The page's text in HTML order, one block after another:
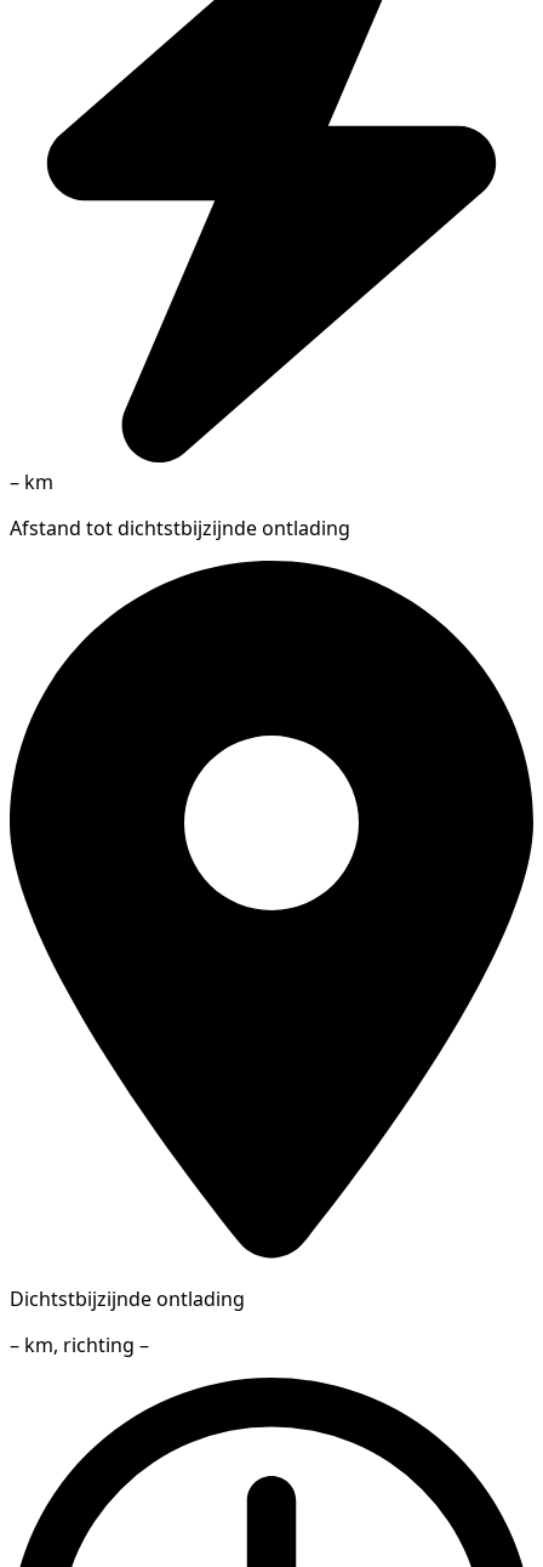
– km
Afstand tot dichtstbijzijnde ontlading
Dichtstbijzijnde ontlading
– km, richting –